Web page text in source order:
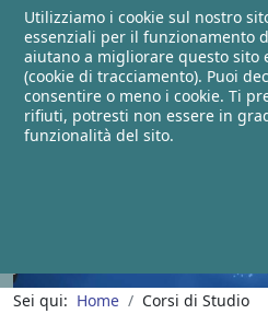
Corso di Studi in
Elettronica
Sei qui: Home
Corsi di Studio
Utilizziamo i cookie sul nostro
essenziali per il funzionamento
aiutano a migliorare questo sito
(cookie di tracciamento). Puoi
consentire o meno i cookie. Ti
rifiuti, potresti non essere in
funzionalità del sito.